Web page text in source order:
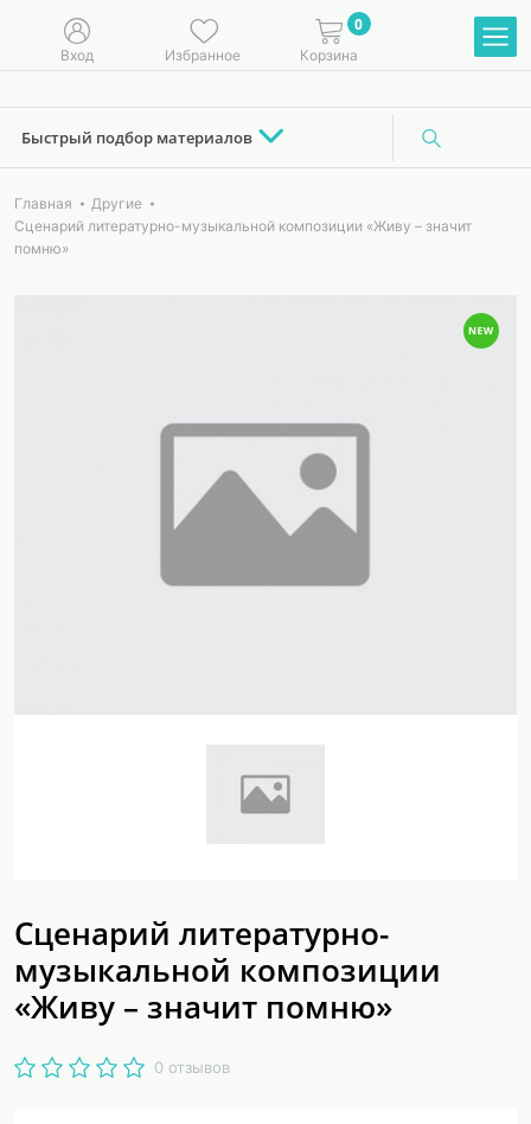
Вход Избранное
0
Корзина
Быстрый подбор материалов
Главная
Другие
Сценарий литературно-музыкальной композиции «Живу – значит
помню»
Сценарий литературно-
музыкальной композиции
«Живу – значит помню»
0 отзывов